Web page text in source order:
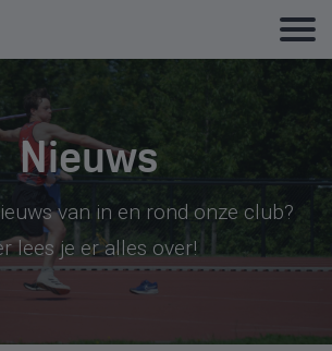
Nieuws
van in en rond onze club?
lees je er alles over!